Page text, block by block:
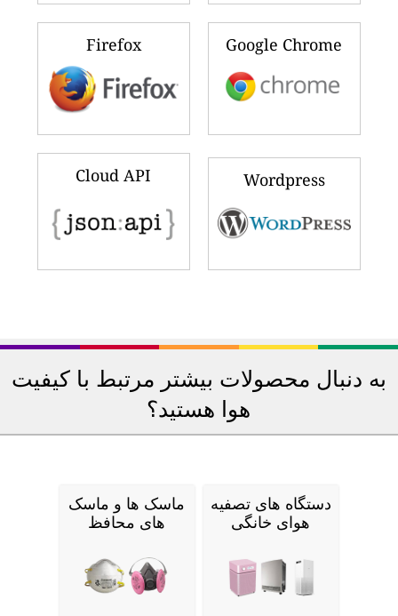
Google Chrome
Firefox
Wordpress
Cloud API
به دنبال محصولات بیشتر مرتبط با کیفیت
هوا هستید؟
دستگاه های تصفیه
هوای خانگی
ماسک ها و ماسک
های محافظ